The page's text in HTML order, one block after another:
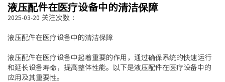
液压配件在医疗设备中的清洁保障
2025-03-20 关注次数：
液压配件在医疗设备中的清洁保障
液压配件在医疗设备中起着重要的作用，通过确保系统的快速运行
和延长设备寿命，提高整体性能。以下是液压配件在医疗设备中的
应用及其重要性。